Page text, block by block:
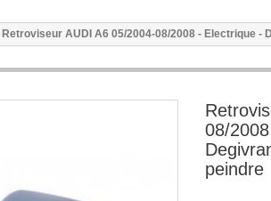
Retroviseur AUDI A6 05/2004-08/2008 - Electrique -
08/
peindre